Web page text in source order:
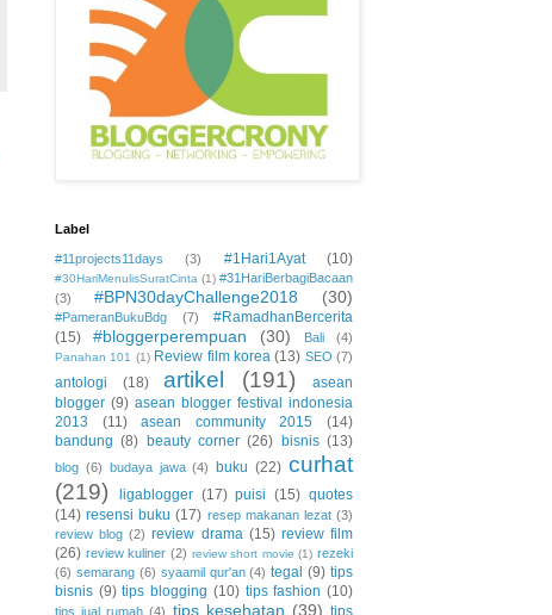
Label
#11projects11days (3) #1Hari1Ayat (10)
#30HariMenulisSuratCinta (1) #31HariBerbagiBacaan
(3)
#BPN30dayChallenge2018 (30)
#PameranBukuBdg (7)
#RamadhanBercerita
(15)
#bloggerperempuan (30) Bali (4)
Panahan 101 (1) Review film korea (13) SEO (7)
antologi (18) artikel (191)
asean
blogger (9) asean blogger festival indonesia
2013
(11) asean community 2015
(14)
bandung (8) beauty corner (26) bisnis (13)
blog (6) budaya jawa (4) buku (22) curhat
(219)
ligablogger (17) puisi (15) quotes
(14) resensi buku (17) resep makanan lezat (3)
review blog (2) review drama (15) review film
(26) review kuliner (2) review short movie (1) rezeki
(6) semarang (6) syaamil qur'an (4) tegal (9) tips
bisnis (9) tips blogging (10) tips fashion (10)
tips jual rumah (4) tips kesehatan (39)